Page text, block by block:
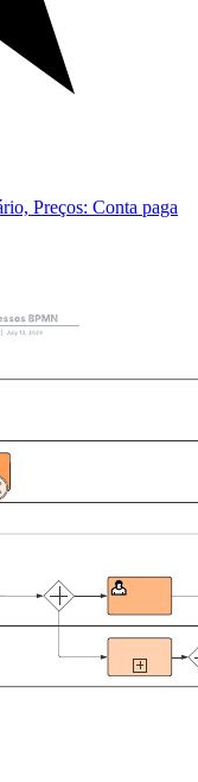
Preços: Conta paga